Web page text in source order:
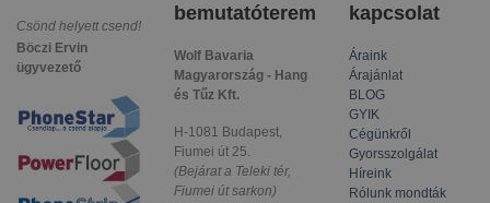
Csönd helyett csend!
Böczi Ervin
ügyvezető
bemutatóterem
Wolf Bavaria
Magyarország - Hang
és Tűz Kft.
H-1081 Budapest,
Fiumei út 25.
(Bejárat a Teleki tér,
Fiumei út sarkon)
kapcsolat
Áraink
Árajánlat
BLOG
GYIK
Cégünkről
Gyorsszolgálat
Híreink
Rólunk mondták